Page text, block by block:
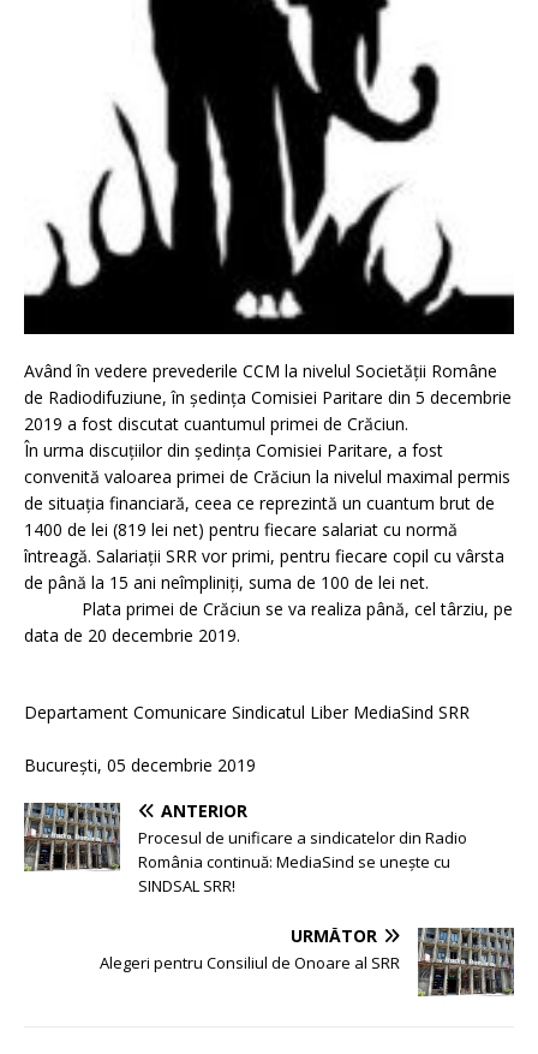
Având în vedere prevederile CCM la nivelul Societății Române
de Radiodifuziune, în ședința Comisiei Paritare din 5 decembrie
2019 a fost discutat cuantumul primei de Crăciun.
În urma discuțiilor din ședința Comisiei Paritare, a fost
convenită valoarea primei de Crăciun la nivelul maximal permis
de situația financiară, ceea ce reprezintă un cuantum brut de
1400 de lei (819 lei net) pentru fiecare salariat cu normă
întreagă. Salariații SRR vor primi, pentru fiecare copil cu vârsta
de până la 15 ani neîmpliniți, suma de 100 de lei net.
Plata primei de Crăciun se va realiza până, cel târziu, pe
data de 20 decembrie 2019.
Departament Comunicare Sindicatul Liber MediaSind SRR
Bucureşti, 05 decembrie 2019
ANTERIOR
Procesul de unificare a sindicatelor din Radio
România continuă: MediaSind se unește cu
SINDSAL SRR!
URMĂTOR
Alegeri pentru Consiliul de Onoare al SRR